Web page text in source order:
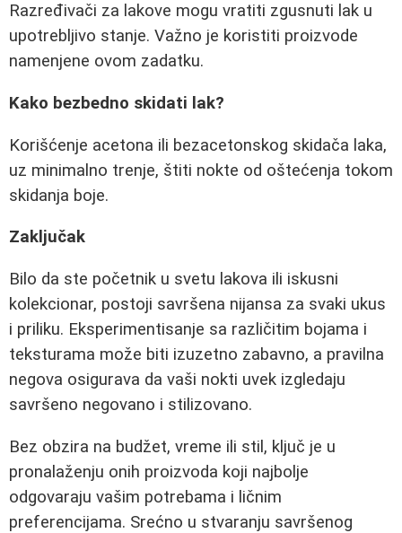
Razređivači za lakove mogu vratiti zgusnuti lak u
upotrebljivo stanje. Važno je koristiti proizvode
namenjene ovom zadatku.
Kako bezbedno skidati lak?
Korišćenje acetona ili bezacetonskog skidača laka,
uz minimalno trenje, štiti nokte od oštećenja tokom
skidanja boje.
Zaključak
Bilo da ste početnik u svetu lakova ili iskusni
kolekcionar, postoji savršena nijansa za svaki ukus
i priliku. Eksperimentisanje sa različitim bojama i
teksturama može biti izuzetno zabavno, a pravilna
negova osigurava da vaši nokti uvek izgledaju
savršeno negovano i stilizovano.
Bez obzira na budžet, vreme ili stil, ključ je u
pronalaženju onih proizvoda koji najbolje
odgovaraju vašim potrebama i ličnim
preferencijama. Srećno u stvaranju savršenog